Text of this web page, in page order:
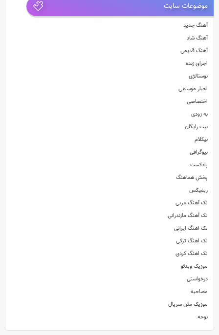
موضوعات سایت
آهنگ جدید
آهنگ شاد
آهنگ قدیمی
اجرای زنده
نوستالژی
اخبار موسیقی
اختصاصی
به زودی
بیت رایگان
بیکلام
بیوگرافی
پادکست
پخش هماهنگ
ریمیکس
تک آهنگ عربی
تک آهنگ مازندرانی
تک اهنگ ایرانی
تک اهنگ ترکی
تک اهنگ کردی
موزیک ویدئو
درخواستی
مصاحبه
موزیک متن سریال
نوحه